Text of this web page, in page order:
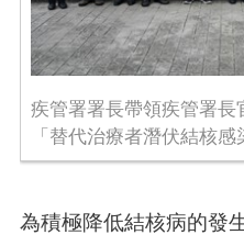
疾管署署長帶領疾管署長
「替代治療者潛伏結核
為積極降低結核病的發